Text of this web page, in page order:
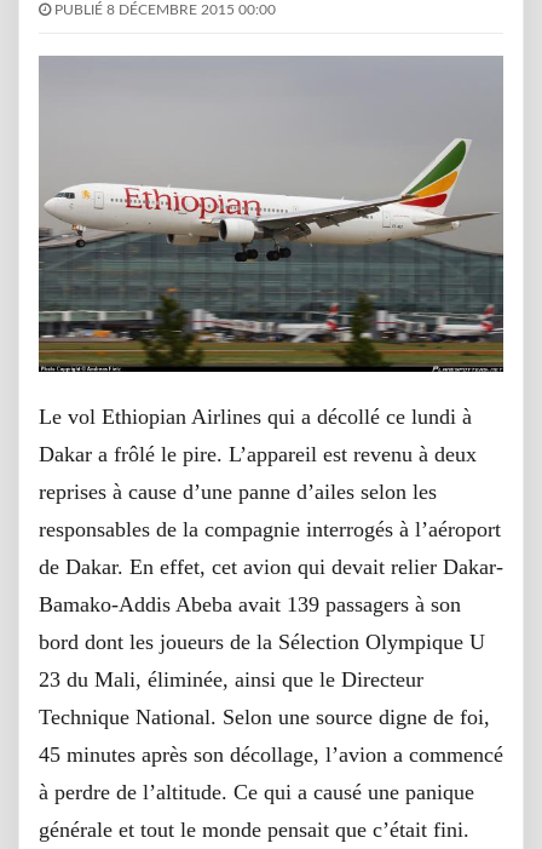
PUBLIÉ 8 DÉCEMBRE 2015 00:00
Le vol Ethiopian Airlines qui a décollé ce lundi à
Dakar a frôlé le pire. L’appareil est revenu à deux
reprises à cause d’une panne d’ailes selon les
responsables de la compagnie interrogés à l’aéroport
de Dakar. En effet, cet avion qui devait relier Dakar-
Bamako-Addis Abeba avait 139 passagers à son
bord dont les joueurs de la Sélection Olympique U
23 du Mali, éliminée, ainsi que le Directeur
Technique National. Selon une source digne de foi,
45 minutes après son décollage, l’avion a commencé
à perdre de l’altitude. Ce qui a causé une panique
générale et tout le monde pensait que c’était fini.